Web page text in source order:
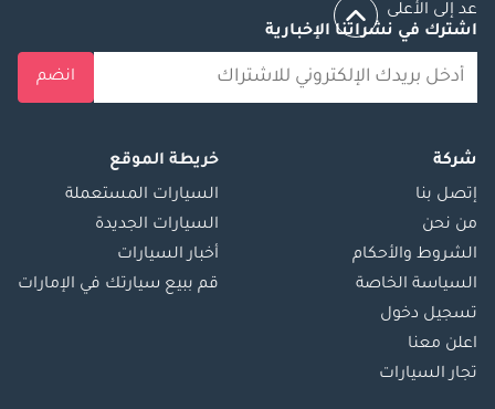
عد إلى الأعلى
اشترك في نشراتنا الإخبارية
انضم
شركة
إتصل بنا
من نحن
الشروط والأحكام
السياسة الخاصة
تسجيل دخول
اعلن معنا
تجار السيارات
خريطة الموقع
السيارات المستعملة
السيارات الجديدة
أخبار السيارات
قم ببيع سيارتك في الإمارات